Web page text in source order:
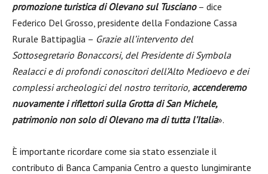
promozione turistica di Olevano sul Tusciano– dice
Federico Del Grosso, presidente della Fondazione Cassa
Rurale Battipaglia – Grazie all’intervento del
Sottosegretario Bonaccorsi, del Presidente di Symbola
Realacci e di profondi conoscitori dell’Alto Medioevo e dei
complessi archeologici del nostro territorio, accenderemo
nuovamente i riflettori sulla Grotta di San Michele,
patrimonio non solo di Olevano ma di tutta l’Italia».
È importante ricordare come sia stato essenziale il
contributo di Banca Campania Centro a questo lungimirante